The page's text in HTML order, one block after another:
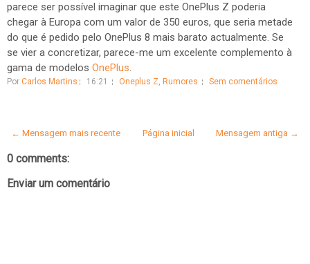
parece ser possível imaginar que este OnePlus Z poderia
chegar à Europa com um valor de 350 euros, que seria metade
do que é pedido pelo OnePlus 8 mais barato actualmente. Se
se vier a concretizar, parece-me um excelente complemento à
gama de modelos OnePlus.
Por Carlos Martins 16:21 Oneplus Z, Rumores Sem comentários
← Mensagem mais recente Mensagem antiga →
Página inicial
0 comments:
Enviar um comentário